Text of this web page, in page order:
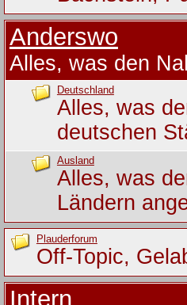
Anderswo
Alles, was den
Deutschland
Alles, was
deutschen
Ausland
Alles, was
Ländern
Plauderforum
Off-Topic,
Intern